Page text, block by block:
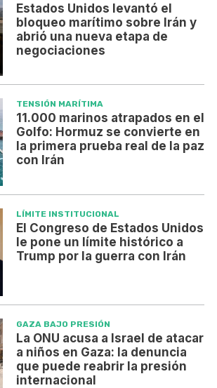
Estados Unidos levantó el
bloqueo marítimo sobre Irán y
abrió una nueva etapa de
negociaciones
TENSIÓN MARÍTIMA
11.000 marinos atrapados en el
Golfo: Hormuz se convierte en
la primera prueba real de la paz
con Irán
LÍMITE INSTITUCIONAL
El Congreso de Estados Unidos
le pone un límite histórico a
Trump por la guerra con Irán
GAZA BAJO PRESIÓN
La ONU acusa a Israel de atacar
a niños en Gaza: la denuncia
que puede reabrir la presión
internacional